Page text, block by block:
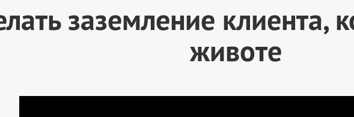
заземление клиента,
животе